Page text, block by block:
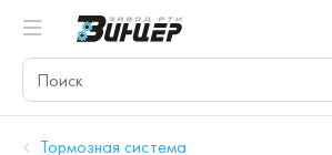
Тормозная система